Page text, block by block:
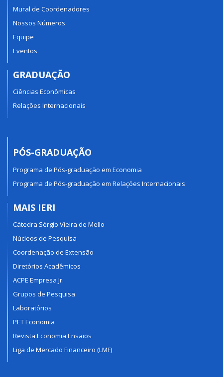
Mural de Coordenadores
Nossos Números
Equipe
Eventos
GRADUAÇÃO
Ciências Econômicas
Relações Internacionais
PÓS-GRADUAÇÃO
Programa de Pós-graduação em Economia
Programa de Pós-graduação em Relações Internacionais
MAIS IERI
Cátedra Sérgio Vieira de Mello
Núcleos de Pesquisa
Coordenação de Extensão
Diretórios Acadêmicos
ACPE Empresa Jr.
Grupos de Pesquisa
Laboratórios
PET Economia
Revista Economia Ensaios
Liga de Mercado Financeiro (LMF)